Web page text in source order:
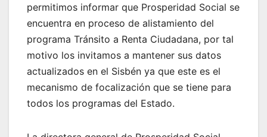
permitimos informar que Prosperidad Social se
encuentra en proceso de alistamiento del
programa Tránsito a Renta Ciudadana, por tal
motivo los invitamos a mantener sus datos
actualizados en el Sisbén ya que este es el
mecanismo de focalización que se tiene para
todos los programas del Estado.